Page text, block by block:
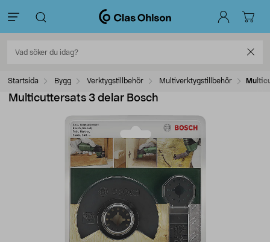
Startsida Bygg Verktygstillbehör Multiverktygstillbehör
Multicuttersats 3 delar Bosch